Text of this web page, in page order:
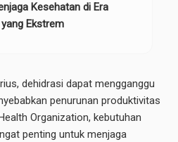
Kesehatan di Era
Ekstrem
dehidrasi dapat mengganggu
penurunan produktivitas
Organization, kebutuhan
penting untuk menjaga